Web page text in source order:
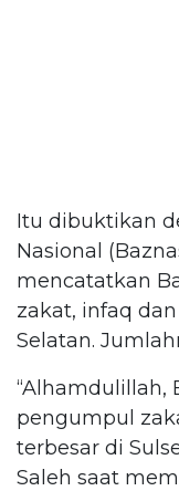
Itu dibuktikan
Nasional
mencatatkan
zakat, infaq
Selatan.
“Alhamdulillah,
pengumpul
terbesar di
Saleh saat